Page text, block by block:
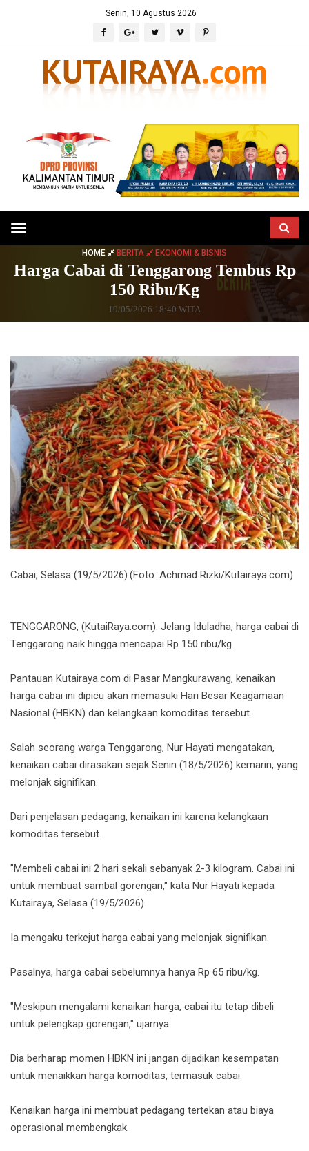
Senin, 10 Agustus 2026
Toggle
navigation
HOME BERITA EKONOMI & BISNIS
Harga Cabai di Tenggarong Tembus Rp
150 Ribu/Kg
19/05/2026 18:40 WITA
Cabai, Selasa (19/5/2026).(Foto: Achmad Rizki/Kutairaya.com)
TENGGARONG, (KutaiRaya.com): Jelang Iduladha, harga cabai di
Tenggarong naik hingga mencapai Rp 150 ribu/kg.
Pantauan Kutairaya.com di Pasar Mangkurawang, kenaikan
harga cabai ini dipicu akan memasuki Hari Besar Keagamaan
Nasional (HBKN) dan kelangkaan komoditas tersebut.
Salah seorang warga Tenggarong, Nur Hayati mengatakan,
kenaikan cabai dirasakan sejak Senin (18/5/2026) kemarin, yang
melonjak signifikan.
Dari penjelasan pedagang, kenaikan ini karena kelangkaan
komoditas tersebut.
"Membeli cabai ini 2 hari sekali sebanyak 2-3 kilogram. Cabai ini
untuk membuat sambal gorengan," kata Nur Hayati kepada
Kutairaya, Selasa (19/5/2026).
Ia mengaku terkejut harga cabai yang melonjak signifikan.
Pasalnya, harga cabai sebelumnya hanya Rp 65 ribu/kg.
"Meskipun mengalami kenaikan harga, cabai itu tetap dibeli
untuk pelengkap gorengan," ujarnya.
Dia berharap momen HBKN ini jangan dijadikan kesempatan
untuk menaikkan harga komoditas, termasuk cabai.
Kenaikan harga ini membuat pedagang tertekan atau biaya
operasional membengkak.